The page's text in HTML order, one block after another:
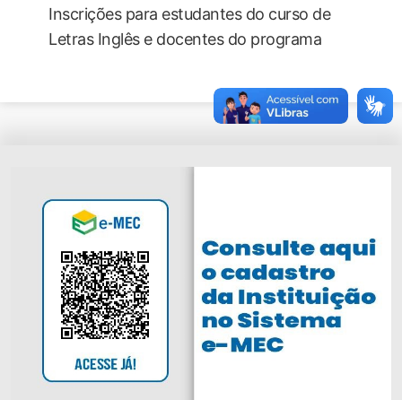
Inscrições para estudantes do curso de
Letras Inglês e docentes do programa